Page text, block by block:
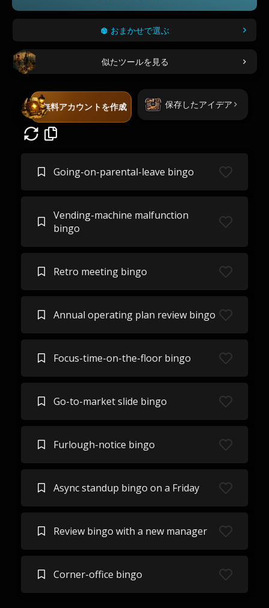
おまかせで選ぶ
似たツールを見る
無料アカウントを作成 保存したアイデア
Going-on-parental-leave bingo
Vending-machine malfunction
bingo
Retro meeting bingo
Annual operating plan review bingo
Focus-time-on-the-floor bingo
Go-to-market slide bingo
Furlough-notice bingo
Async standup bingo on a Friday
Review bingo with a new manager
Corner-office bingo